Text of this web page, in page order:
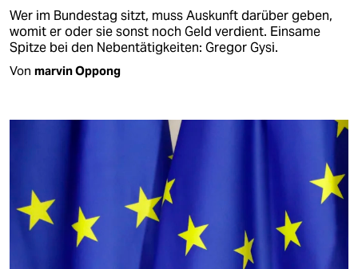
Wer im Bundestag sitzt, muss Auskunft darüber geben,
womit er oder sie sonst noch Geld verdient. Einsame
Spitze bei den Nebentätigkeiten: Gregor Gysi.
Von marvin Oppong